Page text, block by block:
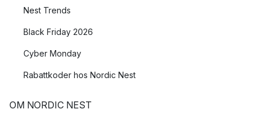
Nest Trends
Black Friday 2026
Cyber Monday
Rabattkoder hos Nordic Nest
OM NORDIC NEST